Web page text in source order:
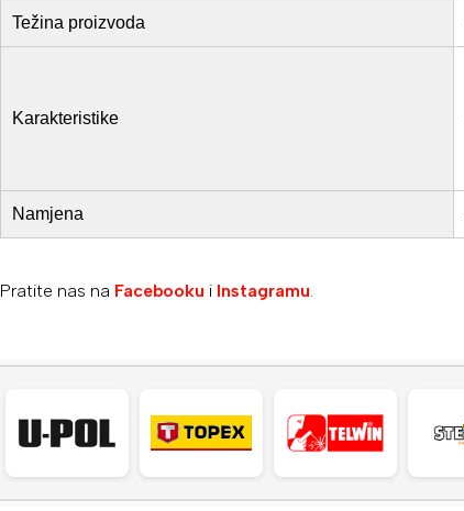
Težina proizvoda
Karakteristike
Namjena
Pratite nas na Facebooku i Instagramu.